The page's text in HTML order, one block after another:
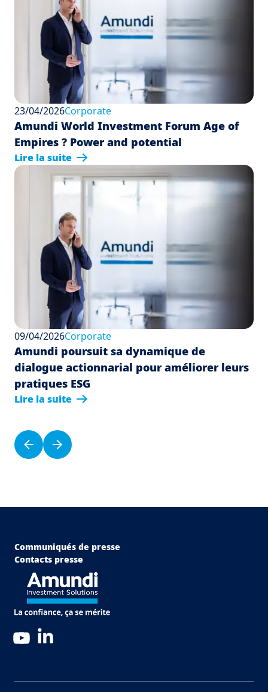
23/04/2026Corporate
Amundi World Investment Forum Age of
Empires ? Power and potential
Lire la suite
09/04/2026Corporate
Amundi poursuit sa dynamique de
dialogue actionnarial pour améliorer leurs
pratiques ESG
Lire la suite
Pagination
Page précédente
Page suivante
Menu Footer Top
Communiqués de presse
Contacts presse
YouTube